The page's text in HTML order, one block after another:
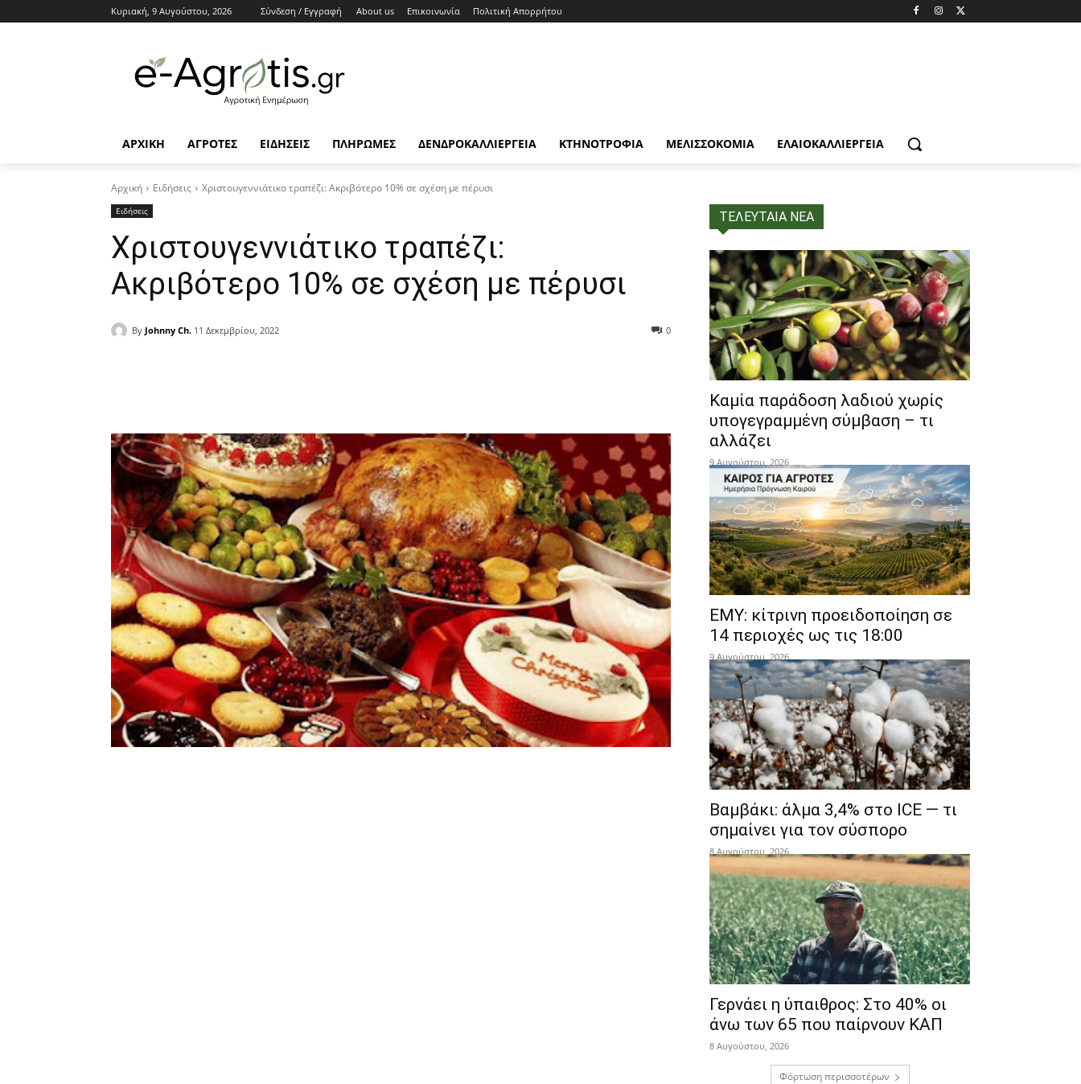
Κυριακή, 9 Αυγούστου, 2026 Σύνδεση / Εγγραφή About us Επικοινωνία Πολιτική Απορρήτου
ΑΡΧΙΚΗ AΓΡΟΤΕΣ ΕΙΔΗΣΕΙΣ ΠΛΗΡΩΜΕΣ ΔΕΝΔΡΟΚΑΛΛΙΕΡΓΕΙΑ ΚΤΗΝΟΤΡΟΦΙΑ ΜΕΛΙΣΣΟΚΟΜΙΑ ΕΛΑΙΟΚΑΛΛΙΈΡΓΕΙΑ
Αρχική Ειδήσεις Χριστουγεννιάτικο τραπέζι: Ακριβότερο 10% σε σχέση με πέρυσι
Ειδήσεις
Χριστουγεννιάτικο τραπέζι:
Ακριβότερο 10% σε σχέση με πέρυσι
By Johnny Ch. 11 Δεκεμβρίου, 2022 0
ΤΕΛΕΥΤΑΙΑ ΝΕΑ
Καμία παράδοση λαδιού χωρίς
υπογεγραμμένη σύμβαση – τι
αλλάζει
9 Αυγούστου, 2026
ΕΜΥ: κίτρινη προειδοποίηση σε
14 περιοχές ως τις 18:00
9 Αυγούστου, 2026
Βαμβάκι: άλμα 3,4% στο ICE — τι
σημαίνει για τον σύσπορο
8 Αυγούστου, 2026
Γερνάει η ύπαιθρος: Στο 40% οι
άνω των 65 που παίρνουν ΚΑΠ
8 Αυγούστου, 2026
Φόρτωση περισσοτέρων